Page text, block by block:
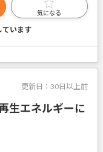
気になる
ています
更新日： 30日以上前
生エネルギーに